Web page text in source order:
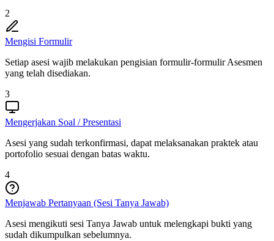
2
Mengisi Formulir
Setiap asesi wajib melakukan pengisian formulir-formulir Asesmen
yang telah disediakan.
3
Mengerjakan Soal / Presentasi
Asesi yang sudah terkonfirmasi, dapat melaksanakan praktek atau
portofolio sesuai dengan batas waktu.
4
Menjawab Pertanyaan (Sesi Tanya Jawab)
Asesi mengikuti sesi Tanya Jawab untuk melengkapi bukti yang
sudah dikumpulkan sebelumnya.